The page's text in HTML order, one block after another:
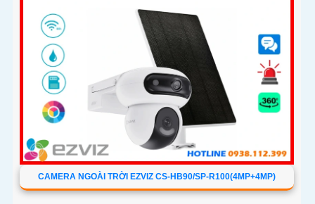
CAMERA NGOÀI TRỜI EZVIZ CS-HB90/SP-R100(4MP+4MP)